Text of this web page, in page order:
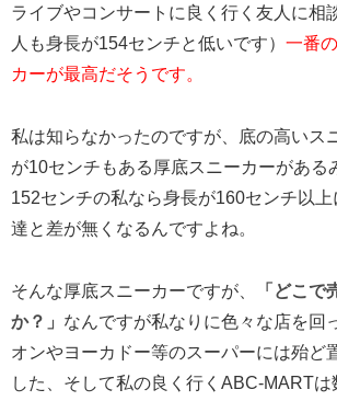
ライブやコンサートに良く行く友人に相
人も身長が154センチと低いです） 一番
カーが最高だそうです。
私は知らなかったのですが、底の高いス
が10センチもある厚底スニーカーがある
152センチの私なら身長が160センチ以上
達と差が無くなるんですよね。
そんな厚底スニーカーですが、
「どこで
か？」 なんですが私なりに色々な店を回
オンやヨーカドー等のスーパーには殆ど
した、そして私の良く行くABC-MARTは